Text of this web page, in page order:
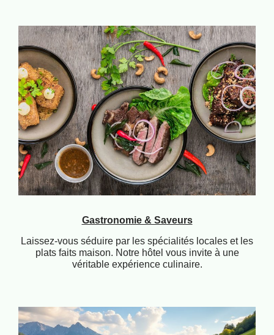
Gastronomie & Saveurs
Laissez-vous séduire par les spécialités locales et les
plats faits maison. Notre hôtel vous invite à une
véritable expérience culinaire.